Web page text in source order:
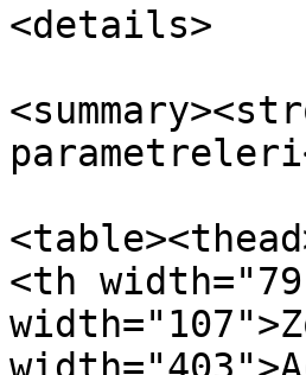
<details>
<th